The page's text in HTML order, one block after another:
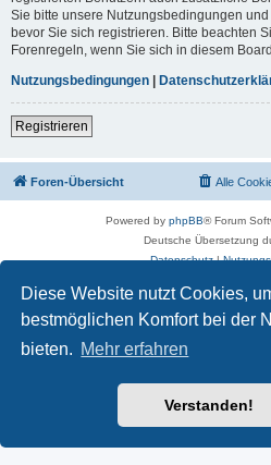
Diese Website nutzt Cookies,
bestmöglichen Komfort bei der
bieten. Mehr erfahren
Verstanden!
Sie bitte unsere Nutzungsbedingungen
bevor Sie sich registrieren. Bitte beachten
Forenregeln, wenn Sie sich in diesem
Nutzungsbedingungen |
Registrieren
Foren-Übersicht Alle
Powered by phpBB® Forum
Deutsche Übersetzung
Datenschutz|